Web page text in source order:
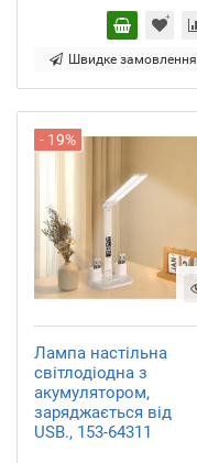
Швидке замовлення
- 19%
Лампа настільна
світлодіодна з
акумулятором,
заряджається від
USB., 153-64311